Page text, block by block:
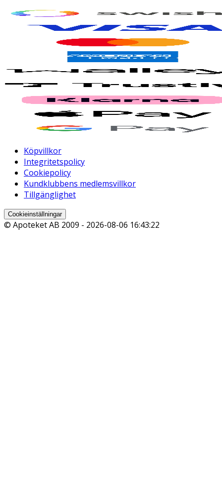
Köpvillkor
Integritetspolicy
Cookiepolicy
Kundklubbens medlemsvillkor
Tillgänglighet
Cookieinställningar
© Apoteket AB 2009 - 2026-08-06 16:43:22